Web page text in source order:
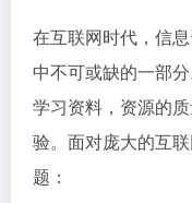
在互联网时代，信
中不可或缺的一部
学习资料，资源的
验。面对庞大的互
题：